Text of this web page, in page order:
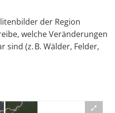
der Region
welche Veränderungen
sind (z. B. Wälder, Felder,